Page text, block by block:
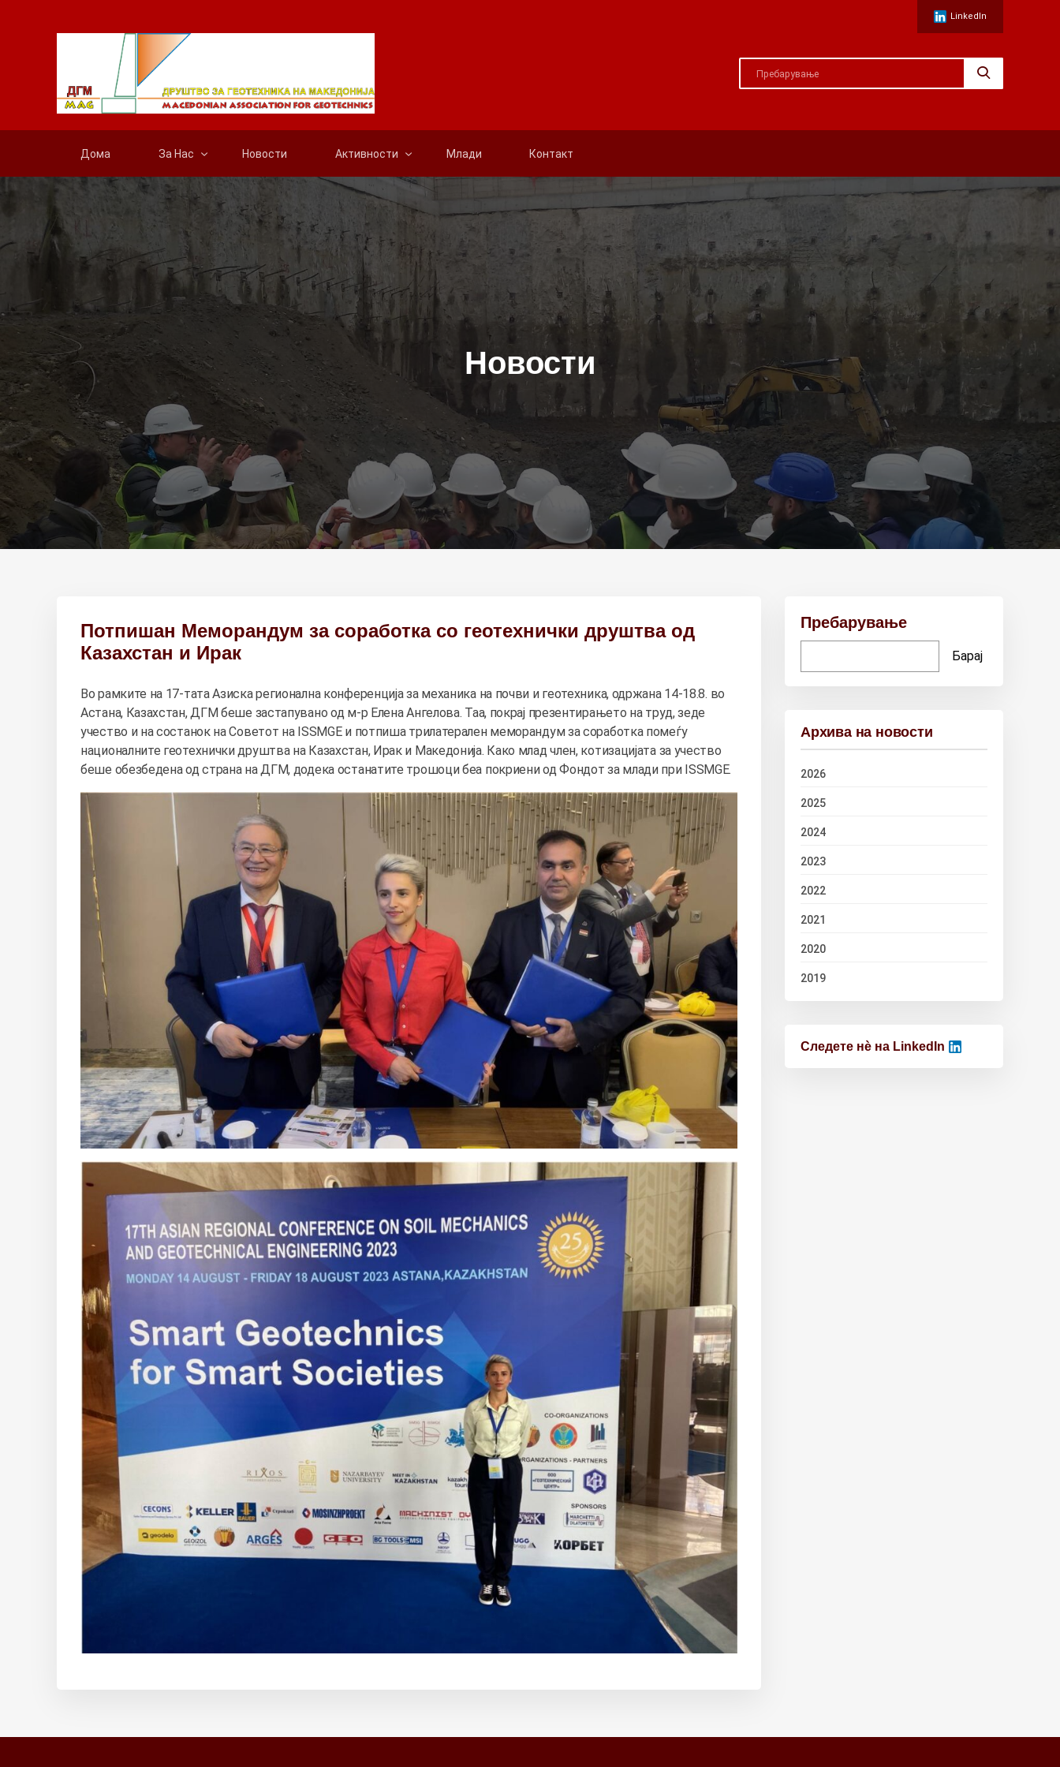
LinkedIn
Дома За Нас Новости Активности Млади Контакт
Новости
Потпишан Меморандум за соработка со геотехнички друштва од
Казахстан и Ирак
Во рамките на 17-тата Азиска регионална конференција за механика на почви и геотехника, одржана 14-18.8. во
Астана, Казахстан, ДГМ беше застапувано од м-р Елена Ангелова. Таа, покрај презентирањето на труд, зеде
учество и на состанок на Советот на ISSMGE и потпиша трилатерален меморандум за соработка помеѓу
националните геотехнички друштва на Казахстан, Ирак и Македонија. Како млад член, котизацијата за учество
беше обезбедена од страна на ДГМ, додека останатите трошоци беа покриени од Фондот за млади при ISSMGE.
Пребарување
Барај
Архива на новости
2026
2025
2024
2023
2022
2021
2020
2019
Следете нѐ на LinkedIn